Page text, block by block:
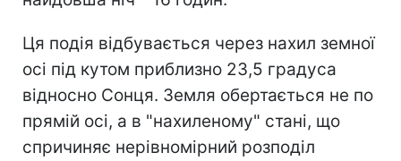
Ця подія відбувається через нахил земної
осі під кутом приблизно 23,5 градуса
відносно Сонця. Земля обертається не по
прямій осі, а в "нахиленому" стані, що
спричиняє нерівномірний розподіл